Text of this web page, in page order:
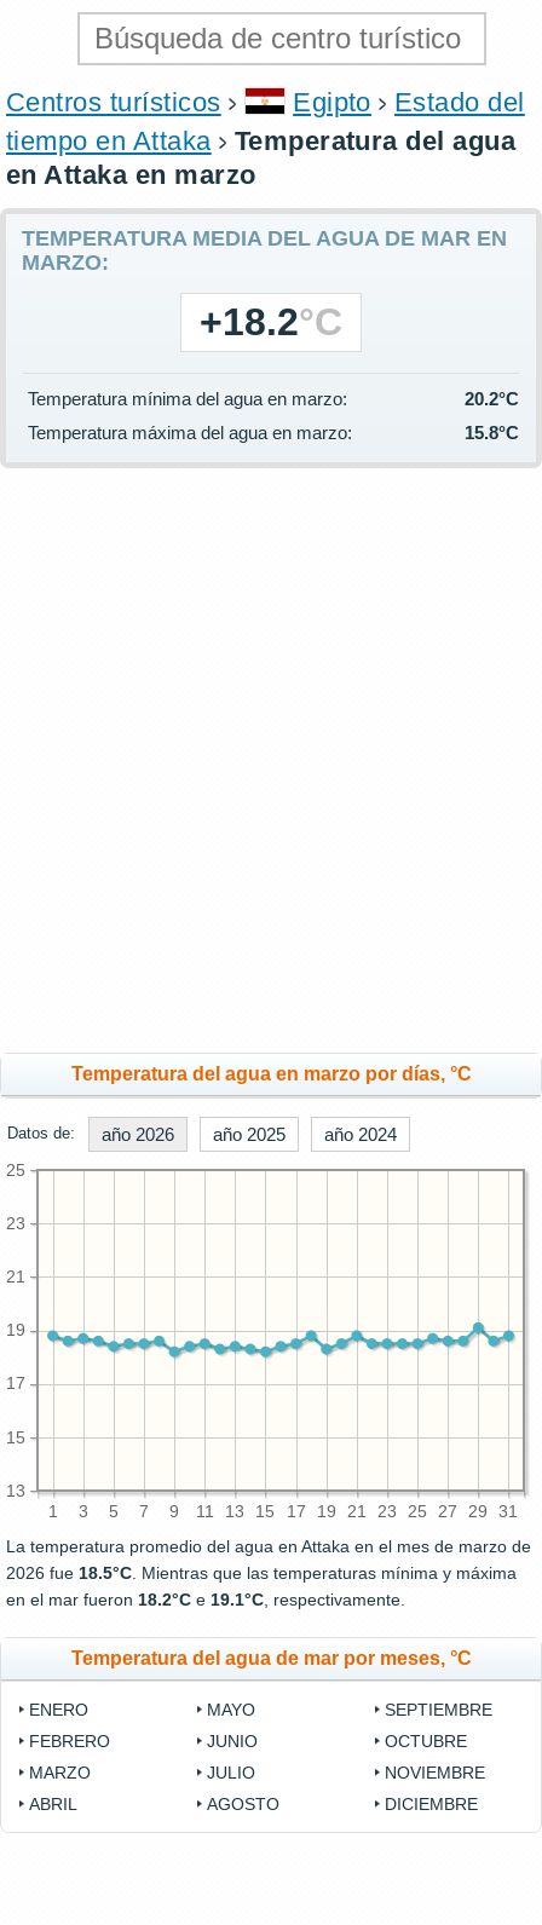
Centros turísticos Egipto
Estado del
tiempo en Attaka
Temperatura del agua
en Attaka en marzo
TEMPERATURA MEDIA DEL AGUA DE MAR EN
MARZO:
+18.2°C
Temperatura mínima del agua en marzo:
20.2°C
Temperatura máxima del agua en marzo:
15.8°C
Temperatura del agua en marzo por días, °C
Datos de: año 2026 año 2025 año 2024
1 3 5 7 9 11 13 15 17 19 21 23 25 27 29 31
13
15
17
19
21
23
25
La temperatura promedio del agua en Attaka en el mes de marzo de
2026 fue 18.5°C. Mientras que las temperaturas mínima y máxima
en el mar fueron 18.2°C e 19.1°C, respectivamente.
Temperatura del agua de mar por meses, °C
ENERO
FEBRERO
MARZO
ABRIL
MAYO
JUNIO
JULIO
AGOSTO
SEPTIEMBRE
OCTUBRE
NOVIEMBRE
DICIEMBRE